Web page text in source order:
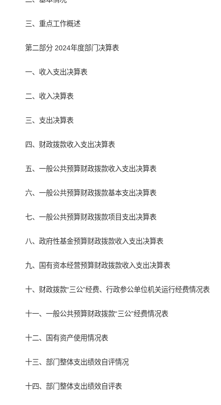
三、重点工作概述
第二部分 2024年度部门决算表
一、收入支出决算表
二、收入决算表
三、支出决算表
四、财政拨款收入支出决算表
五、一般公共预算财政拨款收入支出决算表
六、一般公共预算财政拨款基本支出决算表
七、一般公共预算财政拨款项目支出决算表
八、政府性基金预算财政拨款收入支出决算表
九、国有资本经营预算财政拨款收入支出决算表
十、财政拨款“三公”经费、行政参公单位机关运行经费情况表
十一、一般公共预算财政拨款“三公”经费情况表
十二、国有资产使用情况表
十三、部门整体支出绩效自评情况
十四、部门整体支出绩效自评表